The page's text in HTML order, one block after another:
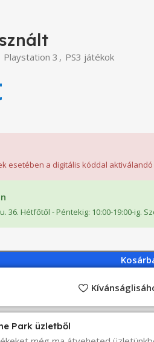
Playstation 3 , PS3 játékok
esetében a digitális kóddal
36. Hétfőtől - Péntekig: 10:00-19:00-ig.
Park üzletből